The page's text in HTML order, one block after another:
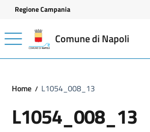
Vai ai contenuti
Vai al footer
Regione Campania
Comune di Napoli
Home L1054_008_13
L1054_008_13